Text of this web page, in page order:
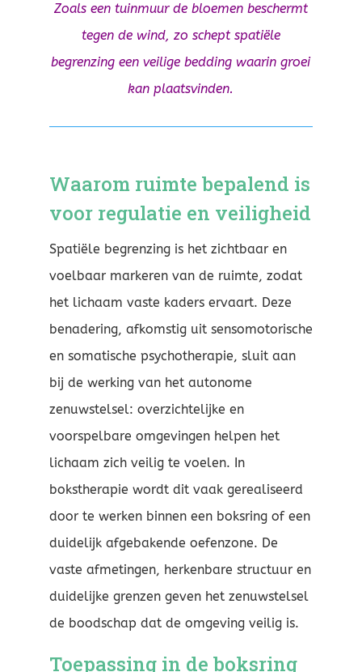
Zoals een tuinmuur de bloemen beschermt
tegen de wind, zo schept spatiële
begrenzing een veilige bedding waarin groei
kan plaatsvinden.
Waarom ruimte bepalend is
voor regulatie en veiligheid
Spatiële begrenzing is het zichtbaar en
voelbaar markeren van de ruimte, zodat
het lichaam vaste kaders ervaart. Deze
benadering, afkomstig uit sensomotorische
en somatische psychotherapie, sluit aan
bij de werking van het autonome
zenuwstelsel: overzichtelijke en
voorspelbare omgevingen helpen het
lichaam zich veilig te voelen. In
bokstherapie wordt dit vaak gerealiseerd
door te werken binnen een boksring of een
duidelijk afgebakende oefenzone. De
vaste afmetingen, herkenbare structuur en
duidelijke grenzen geven het zenuwstelsel
de boodschap dat de omgeving veilig is.
Toepassing in de boksring